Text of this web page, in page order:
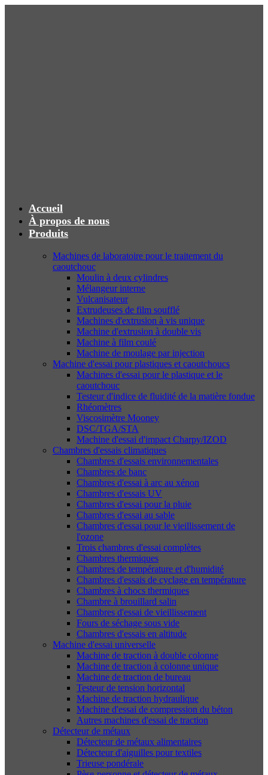
Accueil
À propos de nous
Produits
Machines de laboratoire pour le traitement du
caoutchouc
Moulin à deux cylindres
Mélangeur interne
Vulcanisateur
Extrudeuses de film soufflé
Machines d'extrusion à vis unique
Machine d'extrusion à double vis
Machine à film coulé
Machine de moulage par injection
Machine d'essai pour plastiques et caoutchoucs
Machines d'essai pour le plastique et le
caoutchouc
Testeur d'indice de fluidité de la matière fondue
Rhéomètres
Viscosimètre Mooney
DSC/TGA/STA
Machine d'essai d'impact Charpy/IZOD
Chambres d'essais climatiques
Chambres d'essais environnementales
Chambres de banc
Chambres d'essai à arc au xénon
Chambres d'essais UV
Chambres d'essai pour la pluie
Chambres d'essai au sable
Chambres d'essai pour le vieillissement de
l'ozone
Trois chambres d'essai complètes
Chambres thermiques
Chambres de température et d'humidité
Chambres d'essais de cyclage en température
Chambres à chocs thermiques
Chambre à brouillard salin
Chambres d'essai de vieillissement
Fours de séchage sous vide
Chambres d'essais en altitude
Machine d'essai universelle
Machine de traction à double colonne
Machine de traction à colonne unique
Machine de traction de bureau
Testeur de tension horizontal
Machine de traction hydraulique
Machine d'essai de compression du béton
Autres machines d'essai de traction
Détecteur de métaux
Détecteur de métaux alimentaires
Détecteur d'aiguilles pour textiles
Trieuse pondérale